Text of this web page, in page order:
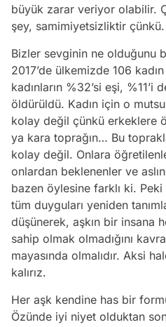
büyük zarar veriyor olabilir.
şey, samimiyetsizliktir çünkü.
Bizler sevginin ne olduğunu
2017’de ülkemizde 106
kadınların %32’si eşi, %11’i
öldürüldü. Kadın için o
kolay değil çünkü erkeklere
ya kara toprağın… Bu
kolay değil. Onlara
onlardan beklenenler ve
bazen öylesine farklı ki.
tüm duyguları yeniden
düşünerek, aşkın bir insana
sahip olmak olmadığını
mayasında olmalıdır. Aksi
kalırız.
Her aşk kendine has bir
Özünde iyi niyet olduktan